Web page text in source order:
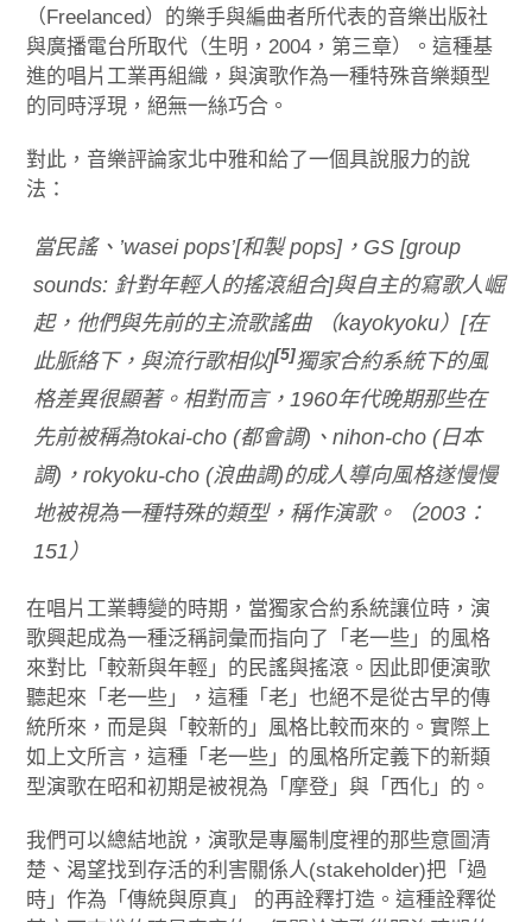
（Freelanced）的樂手與編曲者所代表的音樂出版社
與廣播電台所取代（生明，2004，第三章）。這種基
進的唱片工業再組織，與演歌作為一種特殊音樂類型
的同時浮現，絕無一絲巧合。
對此，音樂評論家北中雅和給了一個具說服力的說
法：
當民謠、’wasei pops’[和製 pops]，GS [group
sounds: 針對年輕人的搖滾組合]與自主的寫歌人崛
起，他們與先前的主流歌謠曲 （kayokyoku）[在
此脈絡下，與流行歌相似][5]獨家合約系統下的風
格差異很顯著。相對而言，1960年代晚期那些在
先前被稱為tokai-cho (都會調)、nihon-cho (日本
調)，rokyoku-cho (浪曲調)的成人導向風格遂慢慢
地被視為一種特殊的類型，稱作演歌。（2003：
151）
在唱片工業轉變的時期，當獨家合約系統讓位時，演
歌興起成為一種泛稱詞彙而指向了「老一些」的風格
來對比「較新與年輕」的民謠與搖滾。因此即便演歌
聽起來「老一些」，這種「老」也絕不是從古早的傳
統所來，而是與「較新的」風格比較而來的。實際上
如上文所言，這種「老一些」的風格所定義下的新類
型演歌在昭和初期是被視為「摩登」與「西化」的。
我們可以總結地說，演歌是專屬制度裡的那些意圖清
楚、渴望找到存活的利害關係人(stakeholder)把「過
時」作為「傳統與原真」 的再詮釋打造。這種詮釋從